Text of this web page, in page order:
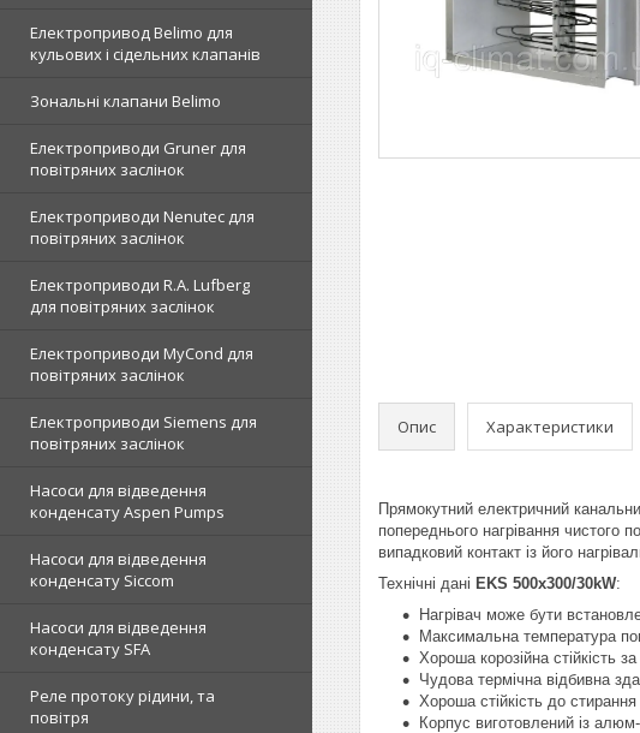
Електропривод Belimo для
кульових і сідельних клапанів
Зональні клапани Belimo
Електроприводи Gruner для
повітряних заслінок
Електроприводи Nenutec для
повітряних заслінок
Електроприводи R.A. Lufberg
для повітряних заслінок
Електроприводи MyCond для
повітряних заслінок
Електроприводи Siemens для
повітряних заслінок
Насоси для відведення
конденсату Aspen Pumps
Насоси для відведення
конденсату Siccom
Насоси для відведення
конденсату SFA
Реле протоку рідини, та
повітря
Опис Характеристики
Прямокутний електричний
попереднього нагрівання чистого
випадковий контакт із його
Технічні дані EKS 500x300/30kW:
Нагрівач може бути
Максимальна температура
Хороша корозійна стійкість
Чудова термічна відбивна
Хороша стійкість до
Корпус виготовлений із